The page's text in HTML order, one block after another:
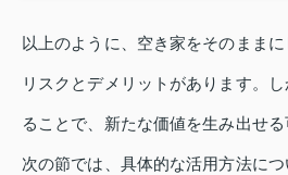
以上のように、空き家をそのまま
リスクとデメリットがあります。
ることで、新たな価値を生み出せる
次の節では、具体的な活用方法に